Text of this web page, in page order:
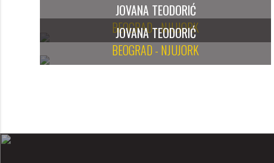
JOVANA TEODORIĆ
BEOGRAD - NJUJORK
JOVANA TEODORIĆ
BEOGRAD - NJUJORK